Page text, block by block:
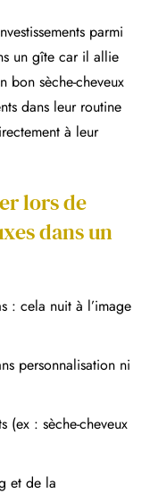
parmi
un gîte car il allie
bon sèche-cheveux
dans leur routine
à leur
lors de
dans un
: cela nuit à l’image
personnalisation ni
(ex : sèche-cheveux
et de la